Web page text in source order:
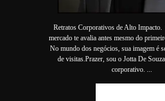
Retratos Corporativos de Alto Impacto.
mercado te avalia antes mesmo do
No mundo dos negócios, sua imagem é
de visitas.Prazer, sou o Jotta De
corporativo. ...